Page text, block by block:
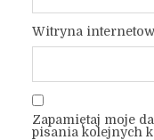
Witryna
Zapamiętaj moje
pisania kolejnych